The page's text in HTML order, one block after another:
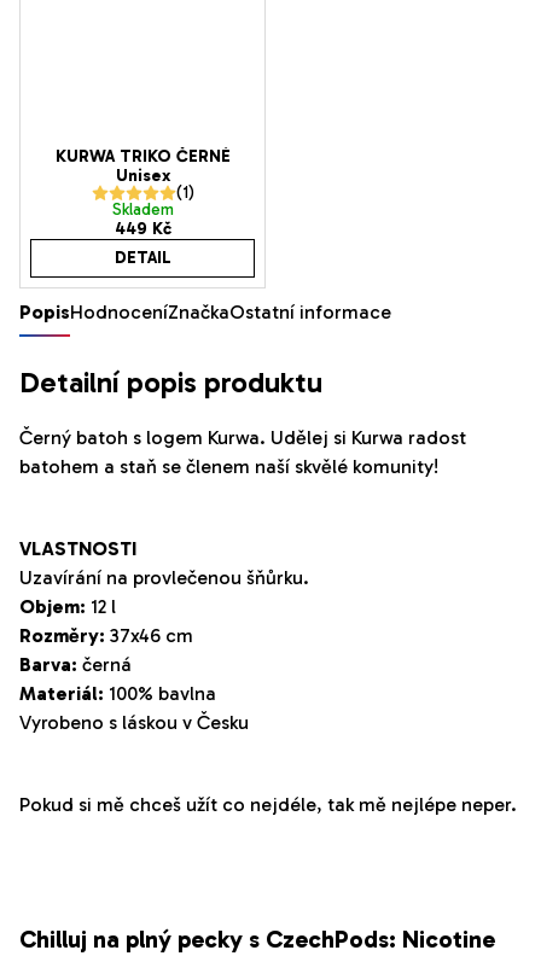
KURWA TRIKO ČERNÉ
Unisex
Průměrné
hodnocení
produktu
je
5,0
5
Skladem
449 Kč
DETAIL
PopisHodnoceníZnačkaOstatní informace
Detailní popis produktu
Černý batoh s logem Kurwa. Udělej si Kurwa radost
batohem a staň se členem naší skvělé komunity!
VLASTNOSTI
Uzavírání na provlečenou šňůrku.
Objem: 12 l
Rozměry: 37x46 cm
Barva: černá
Materiál: 100% bavlna
Vyrobeno s láskou v Česku
Pokud si mě chceš užít co nejdéle, tak mě nejlépe neper.
Chilluj na plný pecky s CzechPods: Nicotine